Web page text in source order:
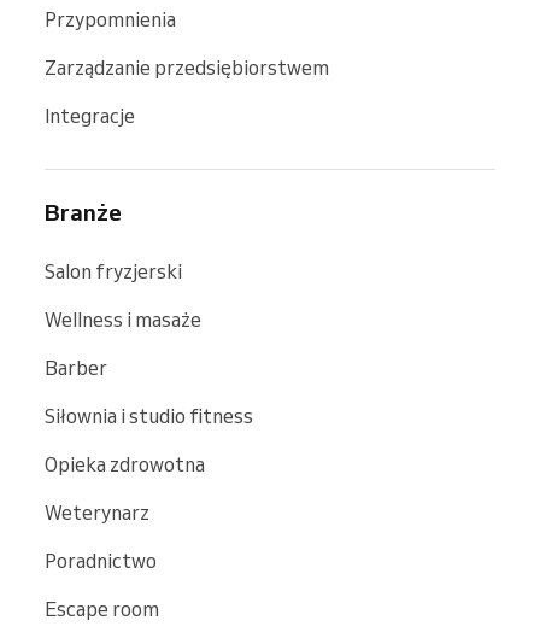
Przypomnienia
Zarządzanie przedsiębiorstwem
Integracje
Branże
Salon fryzjerski
Wellness i masaże
Barber
Siłownia i studio fitness
Opieka zdrowotna
Weterynarz
Poradnictwo
Escape room